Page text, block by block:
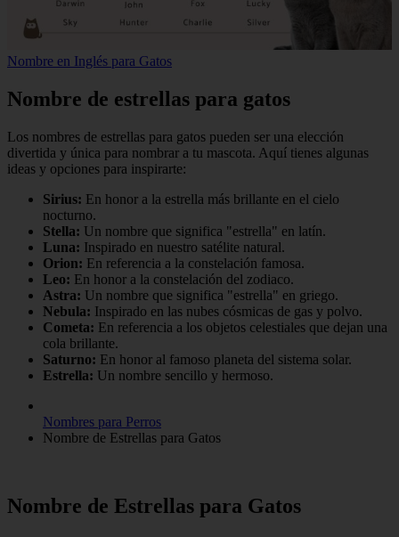
Nombre en Inglés para Gatos
Nombre de estrellas para gatos
Los nombres de estrellas para gatos pueden ser una elección
divertida y única para nombrar a tu mascota. Aquí tienes algunas
ideas y opciones para inspirarte:
Sirius: En honor a la estrella más brillante en el cielo
nocturno.
Stella: Un nombre que significa "estrella" en latín.
Luna: Inspirado en nuestro satélite natural.
Orion: En referencia a la constelación famosa.
Leo: En honor a la constelación del zodiaco.
Astra: Un nombre que significa "estrella" en griego.
Nebula: Inspirado en las nubes cósmicas de gas y polvo.
Cometa: En referencia a los objetos celestiales que dejan una
cola brillante.
Saturno: En honor al famoso planeta del sistema solar.
Estrella: Un nombre sencillo y hermoso.
Nombres para Perros
Nombre de Estrellas para Gatos
Nombre de Estrellas para Gatos